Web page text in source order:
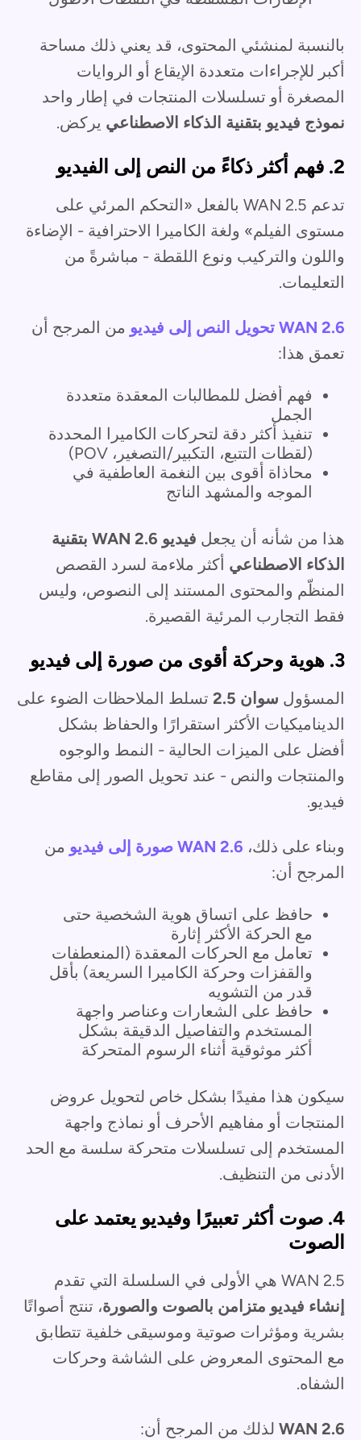
بالنسبة لمنشئي المحتوى، قد يعني ذلك مساحة
أكبر للإجراءات متعددة الإيقاع أو الروايات
المصغرة أو تسلسلات المنتجات في إطار واحد
نموذج فيديو بتقنية الذكاء الاصطناعي يركض.
2. فهم أكثر ذكاءً من النص إلى الفيديو
تدعم WAN 2.5 بالفعل «التحكم المرئي على
مستوى الفيلم» ولغة الكاميرا الاحترافية - الإضاءة
واللون والتركيب ونوع اللقطة - مباشرةً من
التعليمات.
WAN 2.6 تحويل النص إلى فيديو
من المرجح أن
تعمق هذا:
فهم أفضل للمطالبات المعقدة متعددة
الجمل
تنفيذ أكثر دقة لتحركات الكاميرا المحددة
(لقطات التتبع، التكبير/التصغير، POV)
محاذاة أقوى بين النغمة العاطفية في
الموجه والمشهد الناتج
هذا من شأنه أن يجعل
فيديو WAN 2.6 بتقنية
الذكاء الاصطناعي أكثر ملاءمة لسرد القصص
المنظّم والمحتوى المستند إلى النصوص، وليس
فقط التجارب المرئية القصيرة.
3. هوية وحركة أقوى من صورة إلى فيديو
المسؤول سوان 2.5
تسلط الملاحظات الضوء على
الديناميكيات الأكثر استقرارًا والحفاظ بشكل
أفضل على الميزات الحالية - النمط والوجوه
والمنتجات والنص - عند تحويل الصور إلى مقاطع
فيديو.
وبناء على ذلك، WAN 2.6 صورة إلى فيديو
من
المرجح أن:
حافظ على اتساق هوية الشخصية حتى
مع الحركة الأكثر إثارة
تعامل مع الحركات المعقدة (المنعطفات
والقفزات وحركة الكاميرا السريعة) بأقل
قدر من التشويه
حافظ على الشعارات وعناصر واجهة
المستخدم والتفاصيل الدقيقة بشكل
أكثر موثوقية أثناء الرسوم المتحركة
سيكون هذا مفيدًا بشكل خاص لتحويل عروض
المنتجات أو مفاهيم الأحرف أو نماذج واجهة
المستخدم إلى تسلسلات متحركة سلسة مع الحد
الأدنى من التنظيف.
4. صوت أكثر تعبيرًا وفيديو يعتمد على
الصوت
WAN 2.5 هي الأولى في السلسلة التي تقدم
إنشاء فيديو متزامن بالصوت والصورة، تنتج أصواتًا
بشرية ومؤثرات صوتية وموسيقى خلفية تتطابق
مع المحتوى المعروض على الشاشة وحركات
الشفاه.
WAN 2.6 لذلك من المرجح أن: